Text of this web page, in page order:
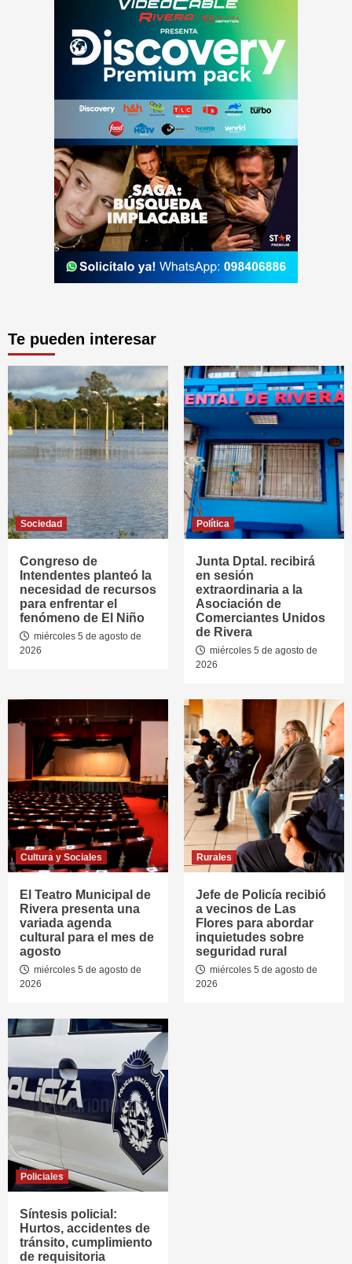
Te pueden interesar
Sociedad
Congreso de
Intendentes planteó la
necesidad de recursos
para enfrentar el
fenómeno de El Niño
miércoles 5 de agosto de
2026
Política
Junta Dptal. recibirá
en sesión
extraordinaria a la
Asociación de
Comerciantes Unidos
de Rivera
miércoles 5 de agosto de
2026
Cultura y Sociales
El Teatro Municipal de
Rivera presenta una
variada agenda
cultural para el mes de
agosto
miércoles 5 de agosto de
2026
Rurales
Jefe de Policía recibió
a vecinos de Las
Flores para abordar
inquietudes sobre
seguridad rural
miércoles 5 de agosto de
2026
Policiales
Síntesis policial:
Hurtos, accidentes de
tránsito, cumplimiento
de requisitoria